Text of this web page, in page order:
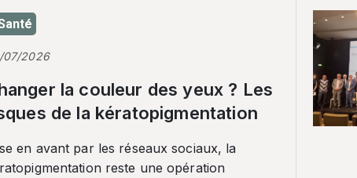
07/2026
la couleur des yeux ? Les
de la kératopigmentation
en avant par les réseaux sociaux, la
reste une opération